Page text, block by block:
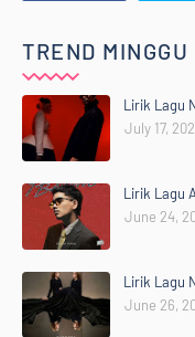
TREND MINGGU
Lirik Lagu
July 17,
Lirik Lagu
June 24,
Lirik Lagu
June 26,